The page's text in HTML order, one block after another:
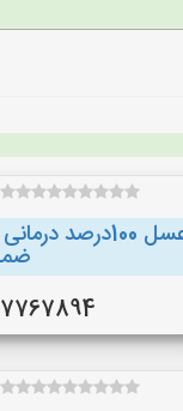
عسل 100درصد